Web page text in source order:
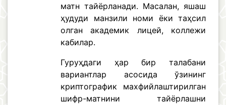
матн тайёрланади. Масалан, яшаш
ҳудуди манзили номи ёки таҳсил
олган академик лицей, коллежи
кабилар.
Гуруҳдаги ҳар бир талабани
вариантлар асосида ўзининг
криптографик махфийлаштирилган
шифр-матнини тайёрлашни